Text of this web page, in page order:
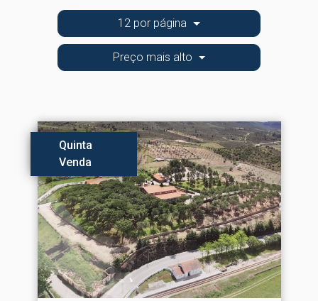
12 por página
Preço mais alto
Quinta
Venda